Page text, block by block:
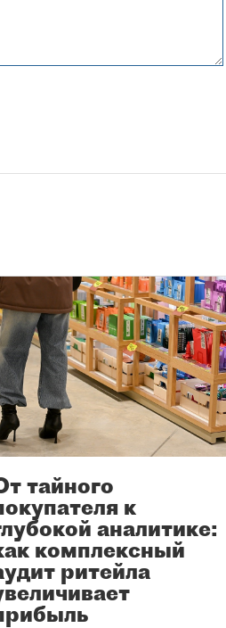
тайного
к
аналитике:
комплексный
ритейла